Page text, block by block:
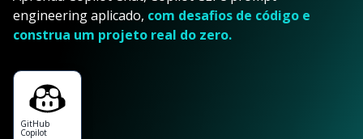
engineering aplicado, com desafios de código e
construa um projeto real do zero.
GitHub
Copilot